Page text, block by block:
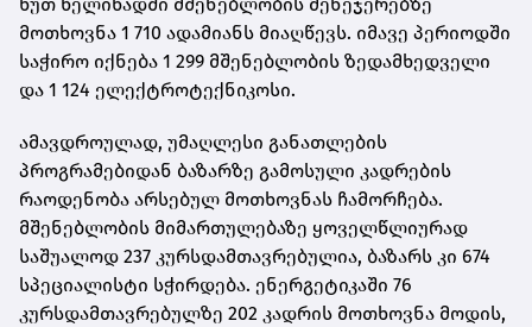
მოთხოვნა 1 710 ადამიანს მიაღწევს. იმავე პერიოდში
საჭირო იქნება 1 299 მშენებლობის ზედამხედველი
და 1 124 ელექტროტექნიკოსი.
ამავდროულად, უმაღლესი განათლების
პროგრამებიდან ბაზარზე გამოსული კადრების
რაოდენობა არსებულ მოთხოვნას ჩამორჩება.
მშენებლობის მიმართულებაზე ყოველწლიურად
საშუალოდ 237 კურსდამთავრებულია, ბაზარს კი 674
სპეციალისტი სჭირდება. ენერგეტიკაში 76
კურსდამთავრებულზე 202 კადრის მოთხოვნა მოდის,